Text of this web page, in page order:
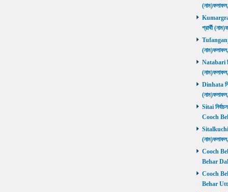
প্রার্থী
Tufanganj
Natabari
Dinhata
Sitai
Cooch
Sitalkuchi
Cooch
Behar
Cooch
Behar